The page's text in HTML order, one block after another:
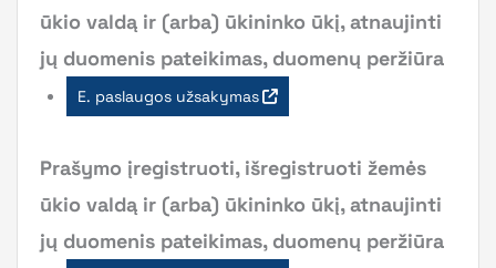
ūkio valdą ir (arba) ūkininko ūkį, atnaujinti
jų duomenis pateikimas, duomenų peržiūra
E. paslaugos užsakymas
Prašymo įregistruoti, išregistruoti žemės
ūkio valdą ir (arba) ūkininko ūkį, atnaujinti
jų duomenis pateikimas, duomenų peržiūra